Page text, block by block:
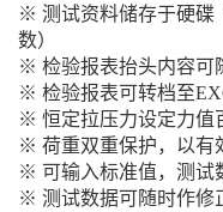
※ 测试资料储存于硬碟
数）
※ 检验报表抬头内容可
※ 检验报表可转档至
※ 恒定拉压力设定力值
※ 荷重双重保护，以有
※ 可输入标准值，测试
※ 测试数据可随时作修